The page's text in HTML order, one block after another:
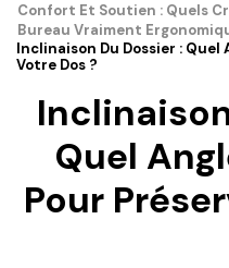
Confort Et Soutien : Quels
Bureau Vraiment
Inclinaison Du Dossier : Quel
Votre Dos ?
Quel
Pour